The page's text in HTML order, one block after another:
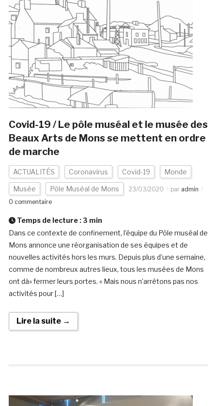
Covid-19 / Le pôle muséal et le musée des
Beaux Arts de Mons se mettent en ordre
de marche
ACTUALITÉS Coronavirus Covid-19 Monde
Musée Pôle Muséal de Mons 23/03/2020 par admin
0 commentaire
Temps de lecture : 3 min
Dans ce contexte de confinement, l’équipe du Pôle muséal de
Mons annonce une réorganisation de ses équipes et de
nouvelles activités hors les murs. Depuis plus d’une semaine,
comme de nombreux autres lieux, tous les musées de Mons
ont dà» fermer leurs portes. « Mais nous n’arrêtons pas nos
activités pour […]
Lire la suite →